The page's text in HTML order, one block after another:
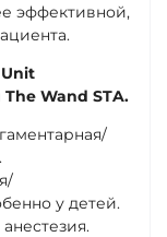
эффективной,
Wand STA.
у детей.